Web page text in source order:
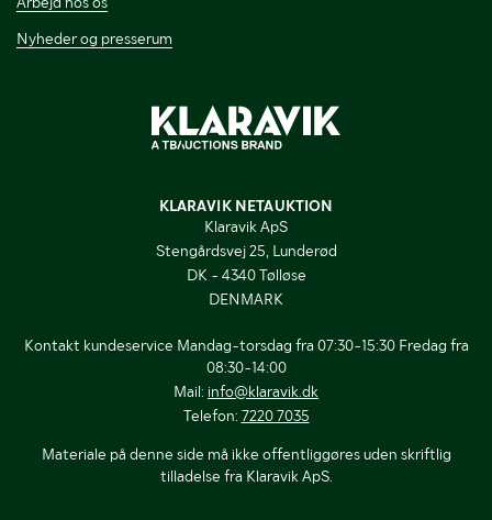
Nyheder og presserum
KLARAVIK NETAUKTION
Klaravik ApS
Stengårdsvej 25, Lunderød
DK - 4340 Tølløse
DENMARK
Kontakt kundeservice Mandag-torsdag fra 07:30-15:30 Fredag fra
08:30-14:00
Mail: info@klaravik.dk
Telefon: 7220 7035
Materiale på denne side må ikke offentliggøres uden skriftlig
tilladelse fra Klaravik ApS.